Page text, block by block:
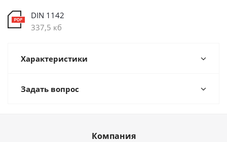
DIN 1142
337,5 кб
Характеристики
Задать вопрос
Компания